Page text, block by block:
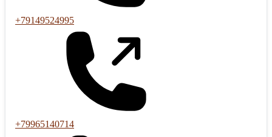
+79149524995
+79965140714